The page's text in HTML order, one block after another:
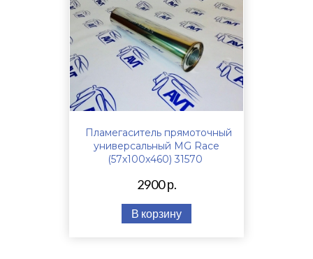
Пламегаситель прямоточный
универсальный MG Race
(57x100x460) 31570
2900 р.
В корзину